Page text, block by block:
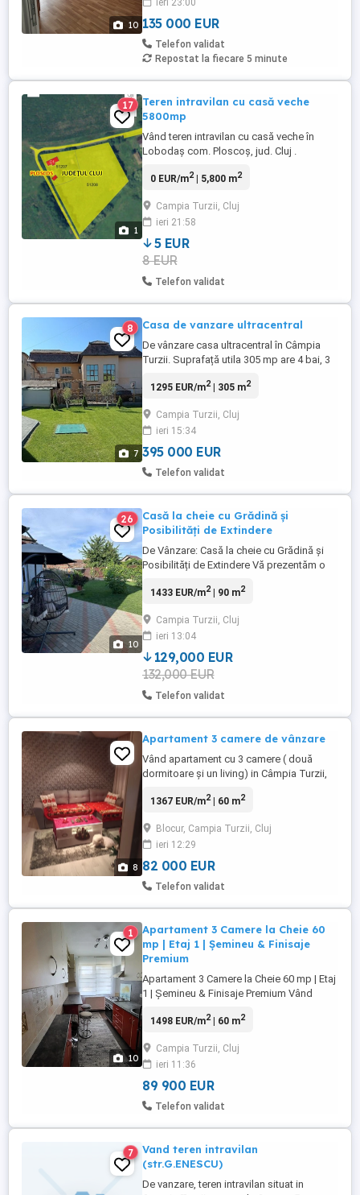
10
etaj 3.Apartamentul dispune de beci,garaj
si loc de parcare.
ieri 23:00
135 000 EUR
Telefon validat
Repostat la fiecare 5 minute
1
17
Teren intravilan cu casă veche
5800mp
Vând teren intravilan cu casă veche în
Lobodaș com. Ploscoș, jud. Cluj .
0 EUR/m2| 5,800 m2
Campia Turzii, Cluj
ieri 21:58
5 EUR
8 EUR
Telefon validat
7
8 Casa de vanzare ultracentral
De vânzare casa ultracentral în Câmpia
Turzii. Suprafață utila 305 mp are 4 bai, 3
locuit cât și ca birouri spatii comerciale Nu
1295 EUR/m2| 305 m2
Campia Turzii, Cluj
ieri 15:34
395 000 EUR
Telefon validat
10
26
Casă la cheie cu Grădină și
Posibilități de Extindere
De Vânzare: Casă la cheie cu Grădină și
Posibilități de Extindere Vă prezentăm o
Casa se remarcă prin designul său
Descrierea Proprietății : Hol spațios, care
oferă acces facil către zonele casei. Baie
finisată ...
1433 EUR/m2| 90 m2
Campia Turzii, Cluj
ieri 13:04
129,000 EUR
132,000 EUR
Telefon validat
8
Apartament 3 camere de vânzare
Vând apartament cu 3 camere ( două
dormitoare și un living) in Câmpia Turzii,
1367 EUR/m2| 60 m2
Blocur, Campia Turzii, Cluj
ieri 12:29
82 000 EUR
Telefon validat
10
1
Apartament 3 Camere la Cheie 60
mp | Etaj 1 | Șemineu & Finisaje
Premium
Apartament 3 Camere la Cheie 60 mp | Etaj
1 | Șemineu & Finisaje Premium Vând
intim de doar 3 etaje (o singură scară),
60 mp. Locuința este ideală pentru o
familie sau pentru investiție, fiind situată
într-o zonă ...
1498 EUR/m2| 60 m2
Campia Turzii, Cluj
ieri 11:36
89 900 EUR
Telefon validat
7
Vand teren intravilan
(str.G.ENESCU)
De vanzare, teren intravilan situat in